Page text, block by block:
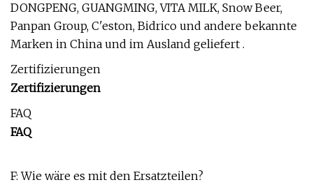
DONGPENG, GUANGMING, VITA MILK, Snow Beer,
Panpan Group, C'eston, Bidrico und andere bekannte
Marken in China und im Ausland geliefert .
Zertifizierungen
Zertifizierungen
FAQ
FAQ
F: Wie wäre es mit den Ersatzteilen?